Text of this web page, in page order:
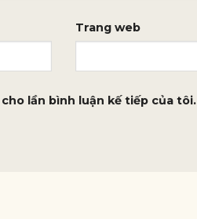
Trang web
lần bình luận kế tiếp của tôi.